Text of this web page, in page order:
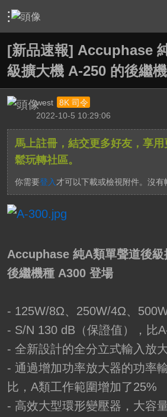
› 家庭劇院 › 擴大機討論區 › 內容
[新品速報] Accuphase
級擴大機 A-250 的後繼
west
8K 司令
2022-10-5 10:29:06
馬上註冊，結交更多好友，享
鬆玩轉社區。
你需要登入 才可以下載或檢視附件。沒有
Accuphase 純A類單聲道後
後繼機種 A300 登場
- 125W/8Ω、250W/4Ω、
- S/N 130 dB（保證值），比
- 全新設計的全分立式輸入放
- 通過增加功率放大器的功率
比，A類工作範圍增加了25%
- 高效大型環形變壓器，大容